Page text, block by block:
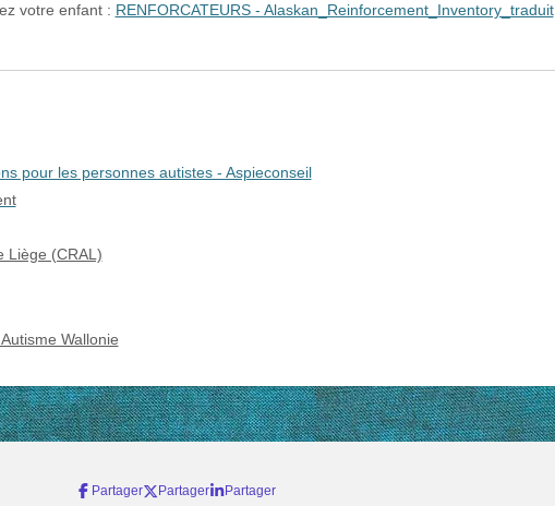
votre enfant : RENFORCATEURS - Alaskan_Reinforcement_Inventory_traduit
pour les personnes autistes - Aspieconseil
Liège (CRAL)
Wallonie
Partager Partager Partager